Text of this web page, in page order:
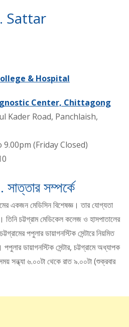
Sattar
& Hospital
Center, Chittagong
Kader Road, Panchlaish,
(Friday Closed)
সম্পর্কে
একজন মেডিসিন বিশেষজ্ঞ। তার যোগ্যতা
চট্টগ্রাম মেডিকেল কলেজ ও হাসপাতালের
পপুলার ডায়াগনস্টিক সেন্টারে নিয়মিত
ডায়াগনস্টিক সেন্টার, চট্টগ্রামে অধ্যাপক
সন্ধ্যা ৬.০০টা থেকে রাত ৯.০০টা (শুক্রবার